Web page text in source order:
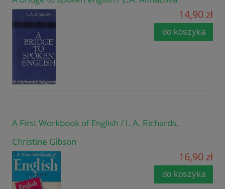
14,90 zł
do koszyka
A First Workbook of English / I. A. Richards,
Christine Gibson
16,90 zł
do koszyka